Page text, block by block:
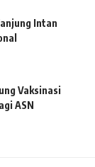
Intan
Vaksinasi
ASN